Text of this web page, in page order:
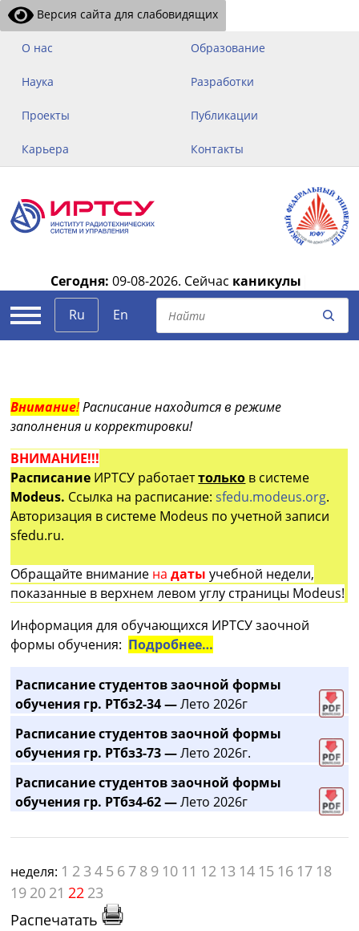
Версия сайта для слабовидящих
О нас Образование
Наука Разработки
Проекты Публикации
Карьера Контакты
Сегодня: 09-08-2026. Сейчас каникулы
Ru
En
Внимание!Расписание находится в режиме
заполнения и корректировки!
ВНИМАНИЕ!!!
Расписание ИРТСУ работаеттолько в системе
Modeus. Ссылка на расписание:sfedu.modeus.org.
Авторизация в системе Modeus по учетной записи
sfedu.ru.
Обращайте внимание на датыучебной недели,
показанные в верхнем левом углу страницы Modeus!
Информация для обучающихся ИРТСУ заочной
формы обучения: Подробнее…
Расписание студентов заочной формы
обучения гр. РТбз2-34 —Лето 2026г
Расписание студентов заочной формы
обучения гр. РТбз3-73 —Лето 2026г.
Расписание студентов заочной формы
обучения гр. РТбз4-62 —Лето 2026г
неделя: 1 2 3 4 5 6 7 8 9 10 11 12 13 14 15 16 17 18
19 20 21 22 23
Распечатать